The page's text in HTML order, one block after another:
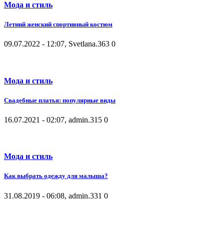
Мода и стиль
Летний женский спортивный костюм
09.07.2022 - 12:07, Svetlana.363 0
Мода и стиль
Свадебные платья: популярные виды
16.07.2021 - 02:07, admin.315 0
Мода и стиль
Как выбрать одежду для малыша?
31.08.2019 - 06:08, admin.331 0